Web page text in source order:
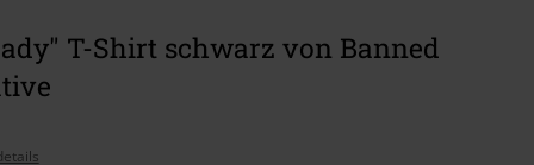
T-Shirt schwarz von Banned